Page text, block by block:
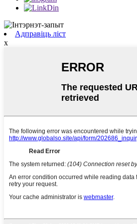
Адправіць ліст
x